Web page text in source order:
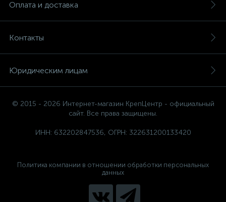
Оплата и доставка
Контакты
Юридическим лицам
© 2015 - 2026 Интернет-магазин КрепЦентр - официальный
сайт. Все права защищены.
ИНН: 632202847536, ОГРН: 322631200133420
Политика компании в отношении обработки персональных
данных